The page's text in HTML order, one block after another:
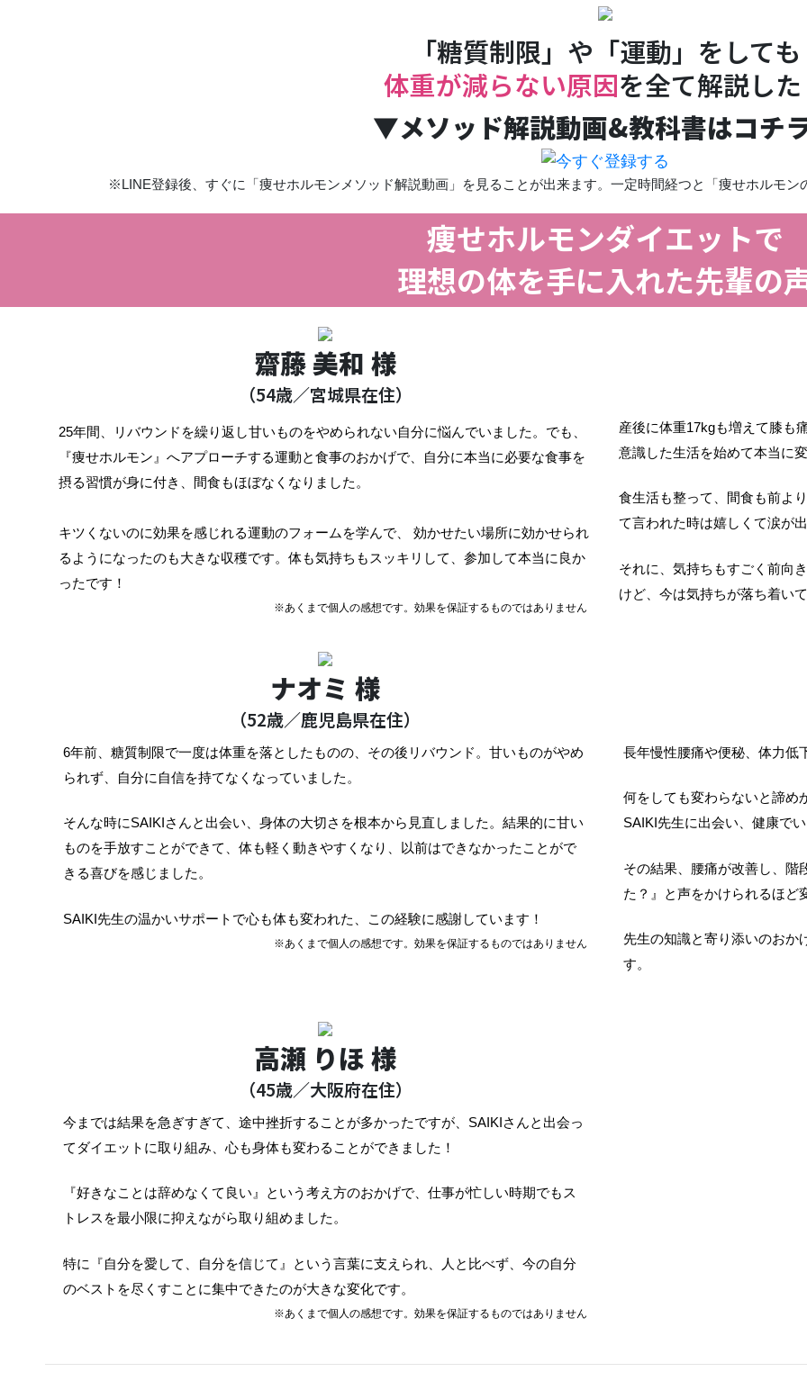
「糖質制限」や「運動」をしても
体重が減らない原因を全て解説し
▼メソッド解説動画&教科書はコチ
※LINE登録後、すぐに「痩せホルモンメソッド解説動画」を見ることが出来ます。一定時間経つと「痩せホルモ
痩せホルモンダイエットで
理想の体を手に入れた先輩の
齋藤 美和 様
（54歳／宮城県在住）
25年間、リバウンドを繰り返し甘いものをやめられない自分に悩んでいました。 でも、
『痩せホルモン』へアプローチする運動と食事のおかげで、
自分に本当に必要な食事を
摂る習慣が身に付き、間食もほぼなくなりました。
キツくないのに効果を感じれる運動のフォームを学んで、 効かせたい場所に効かせられ
るようになったのも大きな収穫です。 体も気持ちもスッキリして、参加して本当に良か
ったです！
※あくまで個人の感想です。効果を保証するものではありません
産後に体重17kgも増えて膝も
意識した生活を始めて本当に
食生活も整って、間食も前よ
て言われた時は嬉しくて涙が
それに、気持ちもすごく前向
けど、今は気持ちが落ち着い
ナオミ 様
（52歳／鹿児島県在住）
6年前、糖質制限で一度は体重を落としたものの、その後リバウンド。甘いものがやめ
られず、自分に自信を持てなくなっていました。
そんな時にSAIKIさんと出会い、身体の大切さを根本から見直しました。 結果的に甘い
ものを手放すことができて、体も軽く動きやすくなり、以前はできなかったことがで
きる喜びを感じました。
SAIKI先生の温かいサポートで心も体も変われた、この経験に感謝しています！
※あくまで個人の感想です。効果を保証するものではありません
長年慢性腰痛や便秘、体力低
何をしても変わらないと諦め
SAIKI先生に出会い、健康で
その結果、腰痛が改善し、階
た？』と声をかけられるほど
先生の知識と寄り添いのおか
す。
高瀬 りほ 様
（45歳／大阪府在住）
今までは結果を急ぎすぎて、途中挫折することが多かったですが、SAIKIさんと出会っ
てダイエットに取り組み、心も身体も変わることができました！
『好きなことは辞めなくて良い』という考え方のおかげで、仕事が忙しい時期でもス
トレスを最小限に抑えながら取り組めました。
特に『自分を愛して、自分を信じて』という言葉に支えられ、人と比べず、今の自分
のベストを尽くすことに集中できたのが大きな変化です。
※あくまで個人の感想です。効果を保証するものではありません